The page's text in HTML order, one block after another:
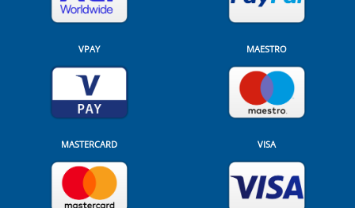
VPAY MAESTRO
MASTERCARD VISA